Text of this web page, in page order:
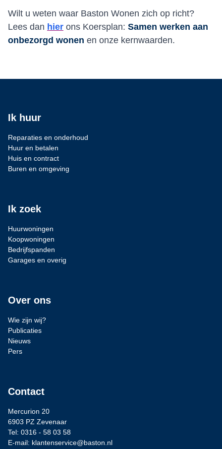
Wilt u weten waar Baston Wonen zich op richt?
Lees dan hier ons Koersplan: Samen werken aan
onbezorgd wonen en onze kernwaarden.
Ik huur
Reparaties en onderhoud
Huur en betalen
Huis en contract
Buren en omgeving
Ik zoek
Huurwoningen
Koopwoningen
Bedrijfspanden
Garages en overig
Over ons
Wie zijn wij?
Publicaties
Nieuws
Pers
Contact
Mercurion 20
6903 PZ Zevenaar
Tel: 0316 - 58 03 58
E-mail: klantenservice@baston.nl